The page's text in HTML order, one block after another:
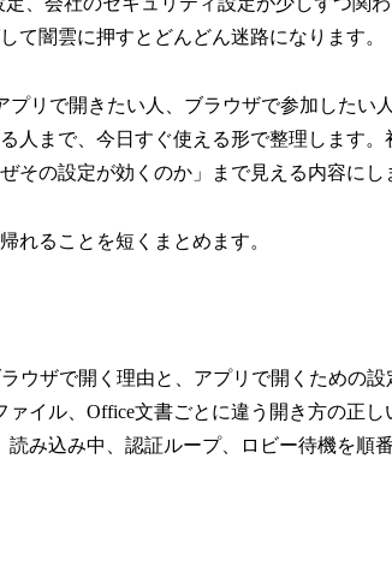
て闇雲に押すとどんどん迷路になります。
プリで開きたい人、ブラウザで参加した
人まで、今日すぐ使える形で整理します
その設定が効くのか」まで見える内容にし
れることを短くまとめます。
ウザで開く理由と、アプリで開くための設
イル、Office文書ごとに違う開き方の正し
読み込み中、認証ループ、ロビー待機を順